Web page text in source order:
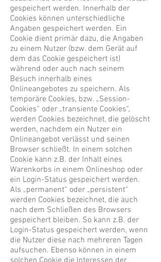
gespeichert werden. Innerhalb der
Cookies können unterschiedliche
Angaben gespeichert werden. Ein
Cookie dient primär dazu, die Angaben
zu einem Nutzer (bzw. dem Gerät auf
dem das Cookie gespeichert ist)
während oder auch nach seinem
Besuch innerhalb eines
Onlineangebotes zu speichern. Als
temporäre Cookies, bzw. „Session-
Cookies“ oder „transiente Cookies“,
werden Cookies bezeichnet, die gelöscht
werden, nachdem ein Nutzer ein
Onlineangebot verlässt und seinen
Browser schließt. In einem solchen
Cookie kann z.B. der Inhalt eines
Warenkorbs in einem Onlineshop oder
ein Login-Status gespeichert werden.
Als „permanent“ oder „persistent“
werden Cookies bezeichnet, die auch
nach dem Schließen des Browsers
gespeichert bleiben. So kann z.B. der
Login-Status gespeichert werden, wenn
die Nutzer diese nach mehreren Tagen
aufsuchen. Ebenso können in einem